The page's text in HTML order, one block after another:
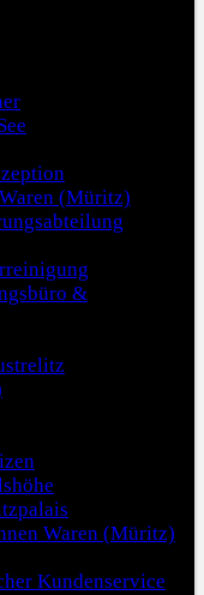
(Müritz)
&
Waren (Müritz)
Kundenservice